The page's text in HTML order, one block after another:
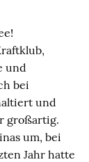
und
bei
und
großartig.
um, bei
Jahr hatte